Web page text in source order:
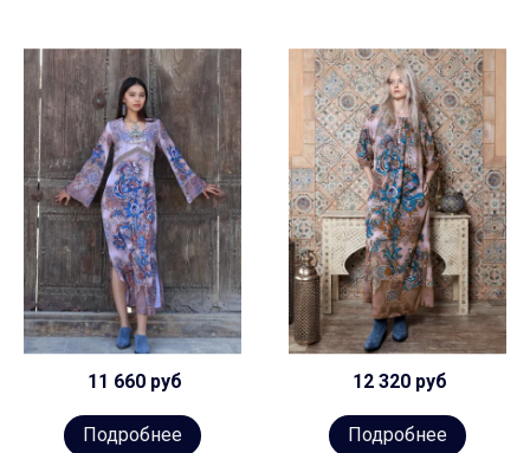
11 660 руб
Подробнее
12 320 руб
Подробнее